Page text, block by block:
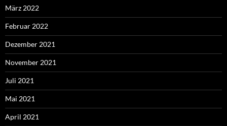
März 2022
Februar 2022
Dezember 2021
November 2021
Juli 2021
Mai 2021
April 2021